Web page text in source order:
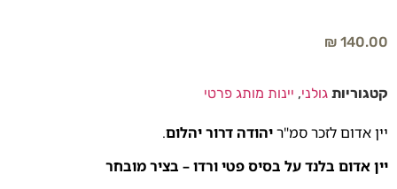
₪ 140.00
קטגוריות גולני, יינות מותג פרטי
יין אדום לזכר סמ"ריהודה דרור יהלום.
יין אדום בלנד על בסיס פטי ורדו – בציר מובחר